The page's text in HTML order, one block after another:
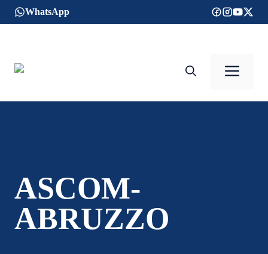
Vai
al
WhatsApp
ASCOM-
ABRUZZO